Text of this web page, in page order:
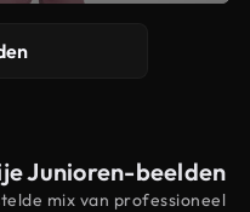
Junioren-beelden
mix van professioneel